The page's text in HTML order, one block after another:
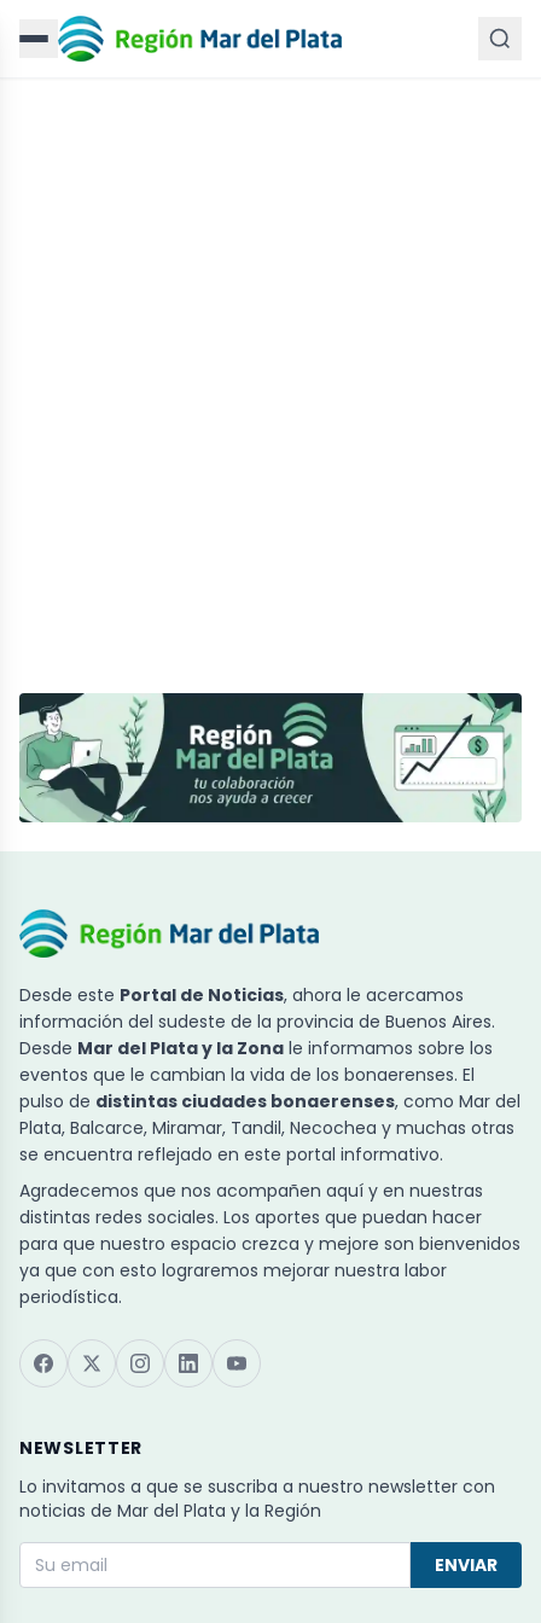
Desde este Portal de Noticias, ahora le acercamos
información del sudeste de la provincia de Buenos Aires.
Desde Mar del Plata y la Zona le informamos sobre los
eventos que le cambian la vida de los bonaerenses. El
pulso de distintas ciudades bonaerenses, como Mar del
Plata, Balcarce, Miramar, Tandil, Necochea y muchas otras
se encuentra reflejado en este portal informativo.
Agradecemos que nos acompañen aquí y en nuestras
distintas redes sociales. Los aportes que puedan hacer
para que nuestro espacio crezca y mejore son bienvenidos
ya que con esto lograremos mejorar nuestra labor
periodística.
NEWSLETTER
Lo invitamos a que se suscriba a nuestro newsletter con
noticias de Mar del Plata y la Región
ENVIAR